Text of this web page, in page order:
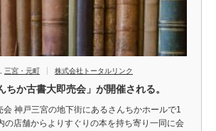
三宮・元町 株式会社トータルリンク
ちか古書大即売会」が開催される。
会 神戸三宮の地下街にあるさんちかホールで1
の店舗からよりすぐりの本を持ち寄り一同に会